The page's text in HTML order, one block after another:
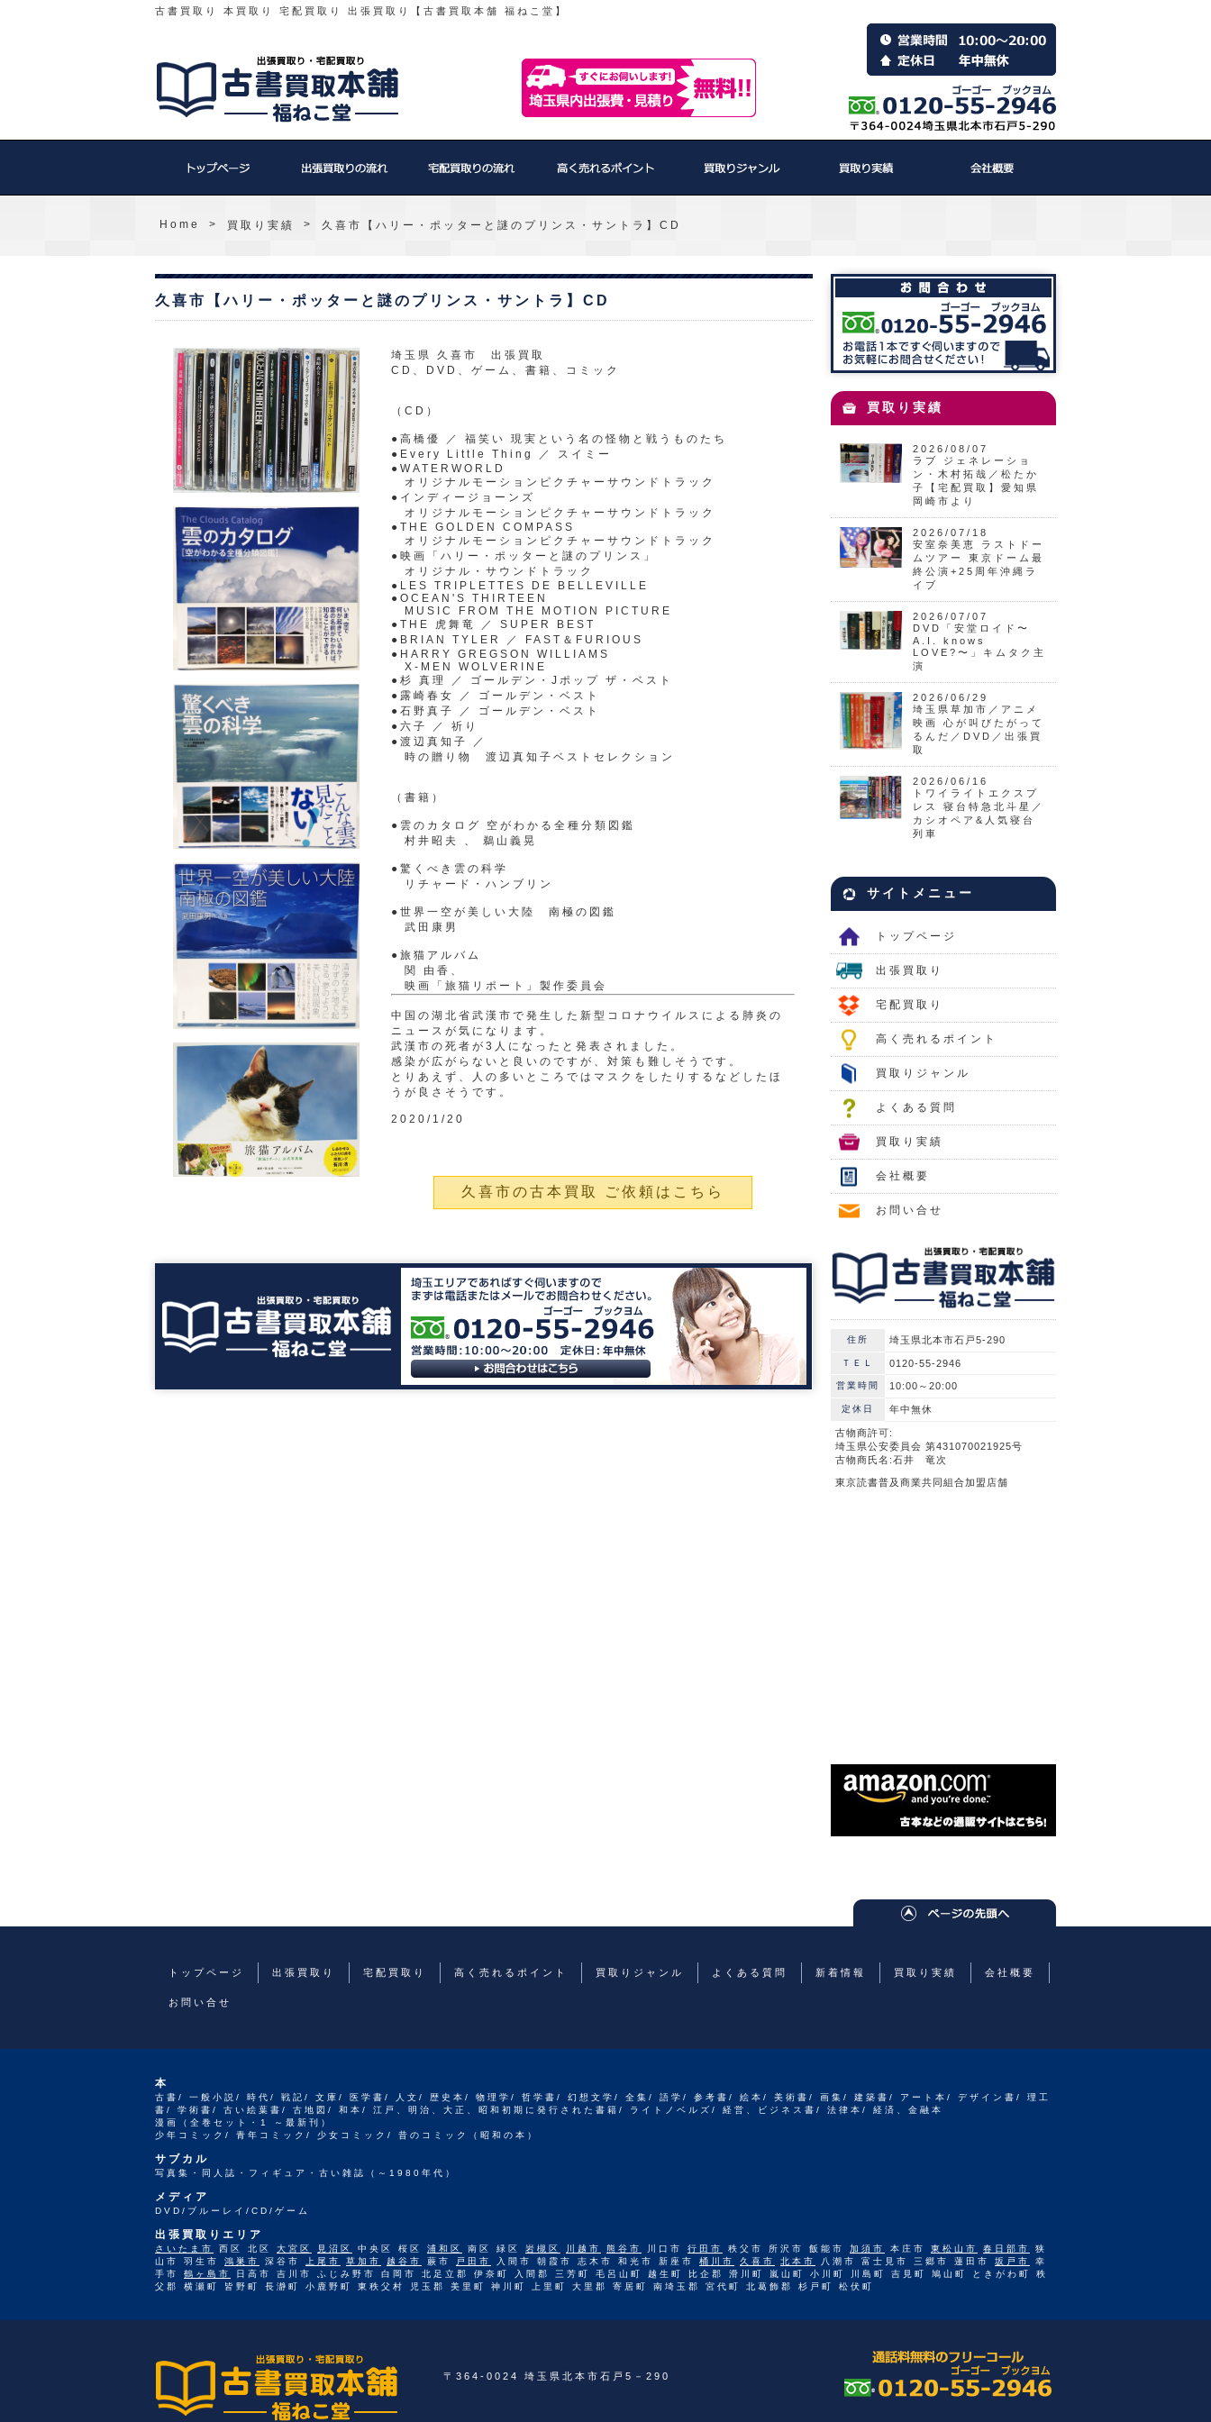
古書買取り 本買取り 宅配買取り 出張買取り【古書買取本舗 福ねこ堂】
Home > 買取り実績 > 久喜市【ハリー・ポッターと謎のプリンス・サントラ】CD
久喜市【ハリー・ポッターと謎のプリンス・サントラ】CD
埼玉県 久喜市 出張買取
CD、DVD、ゲーム、書籍、コミック
（CD）
●高橋優 ／ 福笑い 現実という名の怪物と戦うものたち
●Every Little Thing ／ スイミー
●WATERWORLD
オリジナルモーションピクチャーサウンドトラック
●インディージョーンズ
オリジナルモーションピクチャーサウンドトラック
●THE GOLDEN COMPASS
オリジナルモーションピクチャーサウンドトラック
●映画「ハリー・ポッターと謎のプリンス」
オリジナル・サウンドトラック
●LES TRIPLETTES DE BELLEVILLE
●OCEAN'S THIRTEEN
MUSIC FROM THE MOTION PICTURE
●THE 虎舞竜 ／ SUPER BEST
●BRIAN TYLER ／ FAST＆FURIOUS
●HARRY GREGSON WILLIAMS
X-MEN WOLVERINE
●杉 真理 ／ ゴールデン・Jポップ ザ・ベスト
●露崎春女 ／ ゴールデン・ベスト
●石野真子 ／ ゴールデン・ベスト
●六子 ／ 祈り
●渡辺真知子 ／
時の贈り物 渡辺真知子ベストセレクション
（書籍）
●雲のカタログ 空がわかる全種分類図鑑
村井昭夫 、 鵜山義晃
●驚くべき雲の科学
リチャード・ハンブリン
●世界一空が美しい大陸 南極の図鑑
武田康男
●旅猫アルバム
関 由香、
映画「旅猫リポート」製作委員会
中国の湖北省武漢市で発生した新型コロナウイルスによる肺炎の
ニュースが気になります。
武漢市の死者が3人になったと発表されました。
感染が広がらないと良いのですが、対策も難しそうです。
とりあえず、人の多いところではマスクをしたりするなどしたほ
うが良さそうです。
2020/1/20
久喜市の古本買取 ご依頼はこちら
買取り実績
2026/08/07
ラブ ジェネレーショ
ン・木村拓哉／松たか
子【宅配買取】愛知県
岡崎市より
2026/07/18
安室奈美恵 ラストドー
ムツアー 東京ドーム最
終公演+25周年沖縄ラ
イブ
2026/07/07
DVD「安堂ロイド〜
A.I. knows
LOVE?〜」キムタク主
演
2026/06/29
埼玉県草加市／アニメ
映画 心が叫びたがって
るんだ／DVD／出張買
取
2026/06/16
トワイライトエクスプ
レス 寝台特急北斗星／
カシオペア&人気寝台
列車
サイトメニュー
トップページ
出張買取り
宅配買取り
高く売れるポイント
買取りジャンル
よくある質問
買取り実績
会社概要
お問い合せ
住所 埼玉県北本市石戸5-290
ＴＥＬ 0120-55-2946
営業時間 10:00～20:00
定休日 年中無休
古物商許可:
埼玉県公安委員会 第431070021925号
古物商氏名:石井 竜次
東京読書普及商業共同組合加盟店舗
トップページ 出張買取り 宅配買取り 高く売れるポイント 買取りジャンル よくある質問 新着情報 買取り実績 会社概要
お問い合せ
本
古書/ 一般小説/ 時代/ 戦記/ 文庫/ 医学書/ 人文/ 歴史本/ 物理学/ 哲学書/ 幻想文学/ 全集/ 語学/ 参考書/ 絵本/ 美術書/ 画集/ 建築書/ アート本/ デザイン書/ 理工
書/ 学術書/ 古い絵葉書/ 古地図/ 和本/ 江戸、明治、大正、昭和初期に発行された書籍/ ライトノベルズ/ 経営、ビジネス書/ 法律本/ 経済、金融本
漫画（全巻セット・1 ～最新刊）
少年コミック/ 青年コミック/ 少女コミック/ 昔のコミック（昭和の本）
サブカル
写真集・同人誌・フィギュア・古い雑誌（～1980年代）
メディア
DVD/ブルーレイ/CD/ゲーム
出張買取りエリア
さいたま市 西区 北区 大宮区 見沼区 中央区 桜区 浦和区 南区 緑区 岩槻区 川越市 熊谷市 川口市 行田市 秩父市 所沢市 飯能市 加須市 本庄市 東松山市 春日部市
狭
山市 羽生市 鴻巣市 深谷市 上尾市 草加市 越谷市 蕨市 戸田市 入間市 朝霞市 志木市 和光市 新座市 桶川市 久喜市 北本市 八潮市 富士見市 三郷市 蓮田市 坂戸市
幸
手市 鶴ヶ島市
日高市 吉川市 ふじみ野市 白岡市 北足立郡 伊奈町 入間郡 三芳町 毛呂山町 越生町 比企郡 滑川町 嵐山町 小川町 川島町 吉見町 鳩山町 ときがわ町 秩
父郡 横瀬町 皆野町 長瀞町 小鹿野町 東秩父村 児玉郡 美里町 神川町 上里町 大里郡 寄居町 南埼玉郡 宮代町 北葛飾郡 杉戸町 松伏町
〒364-0024 埼玉県北本市石戸5－290